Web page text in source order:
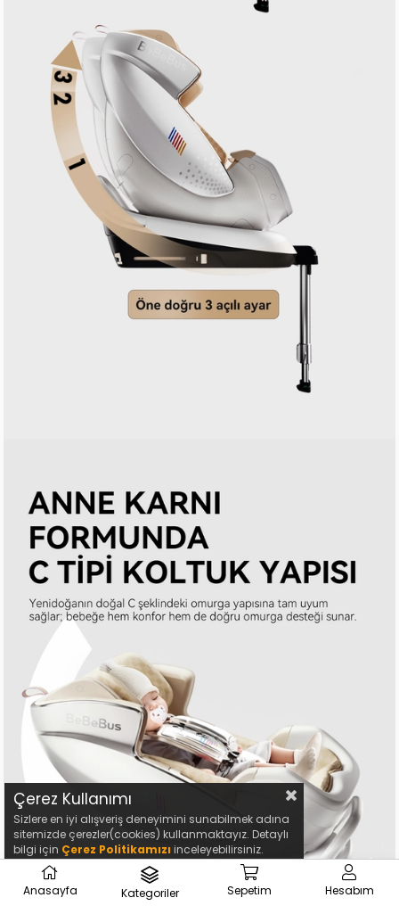
Çerez Kullanımı
Sizlere en iyi alışveriş deneyimini sunabilmek adına
sitemizde çerezler(cookies) kullanmaktayız. Detaylı
bilgi için Çerez Politikamızı inceleyebilirsiniz.
Anasayfa Kategoriler Sepetim Hesabım
₺29.999,00 Sepete Ekle